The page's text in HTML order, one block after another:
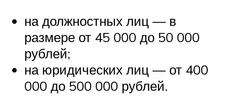
на должностных лиц — в
размере от 45 000 до 50 000
рублей;
на юридических лиц — от 400
000 до 500 000 рублей.